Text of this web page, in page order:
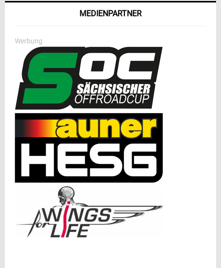
MEDIENPARTNER
Werbung